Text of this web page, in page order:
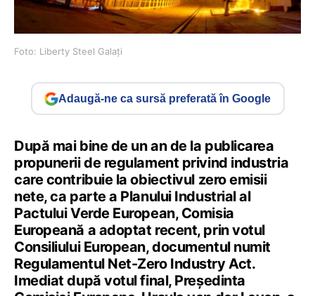
Foto: Liberty Steel Galați
Adaugă-ne ca sursă preferată în Google
După mai bine de un an de la publicarea
propunerii de regulament privind industria
care contribuie la obiectivul zero emisii
nete, ca parte a Planului Industrial al
Pactului Verde European, Comisia
Europeană a adoptat recent, prin votul
Consiliului European, documentul numit
Regulamentul Net-Zero Industry Act.
Imediat după votul final, Președinta